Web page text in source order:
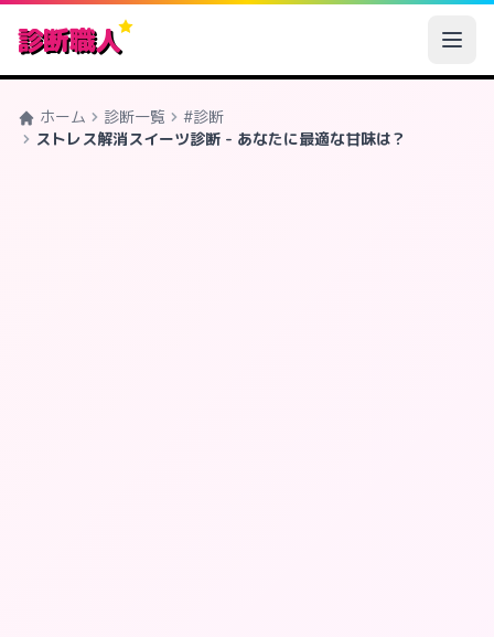
診断職人
ホーム 診断一覧
#診断
ストレス解消スイーツ診断 - あなたに最適な甘味は？